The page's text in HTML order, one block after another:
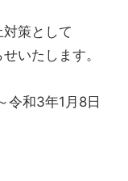
策として
いたします。
和3年1月8日